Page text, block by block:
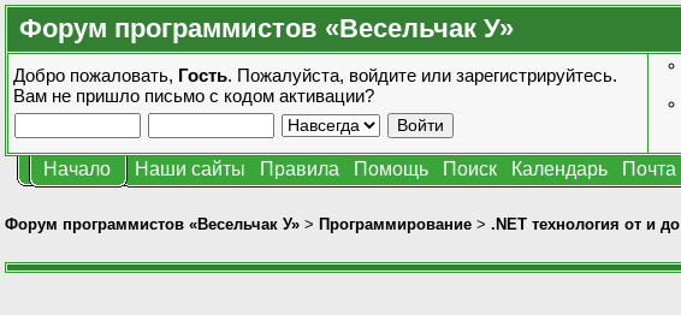
Форум программистов «Весельчак У»
Добро пожаловать, Гость. Пожалуйста, войдите или зарегистрируйтесь.
Вам не пришло письмо с кодом активации?
Начало Наши сайты Правила Помощь Поиск Календарь Почта
Форум программистов «Весельчак У» > Программирование > .NET технология от и до